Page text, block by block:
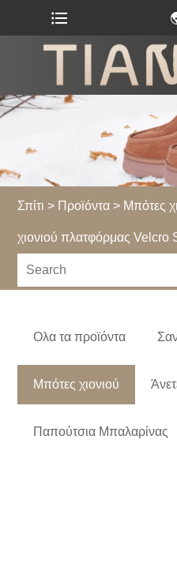
Σπίτι > Προϊόντα > Μπότες
χιονιού πλατφόρμας Velcro
Ολα τα προϊόντα
Μπότες χιονιού
Παπούτσια Μπαλαρίνας